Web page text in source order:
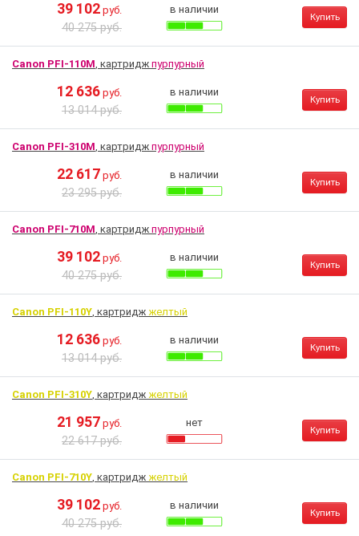
39 102 руб.
40 275 руб.
в наличии
Купить
Canon PFI-110M, картридж пурпурный
12 636 руб.
13 014 руб.
в наличии
Купить
Canon PFI-310M, картридж пурпурный
22 617 руб.
23 295 руб.
в наличии
Купить
Canon PFI-710M, картридж пурпурный
39 102 руб.
40 275 руб.
в наличии
Купить
Canon PFI-110Y, картридж желтый
12 636 руб.
13 014 руб.
в наличии
Купить
Canon PFI-310Y, картридж желтый
21 957 руб.
22 617 руб.
нет
Купить
Canon PFI-710Y, картридж желтый
39 102 руб.
40 275 руб.
в наличии
Купить